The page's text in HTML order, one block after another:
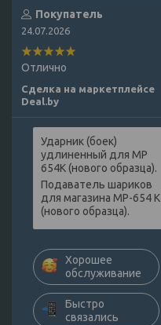
Покупатель
24.07.2026
Отлично
Сделка на маркетплейсе
Deal.by
Ударник (боек)
удлиненный для МР
654К (нового образца).
Подаватель шариков
для магазина МР-654 К
(нового образца).
Хорошее
обслуживание
Быстро
связались